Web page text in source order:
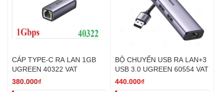
CÁP TYPE-C RA LAN 1GB
UGREEN 40322 VAT
380.000₫
BỘ CHUYỂN USB RA LAN+3
USB 3.0 UGREEN 60554 VAT
440.000₫